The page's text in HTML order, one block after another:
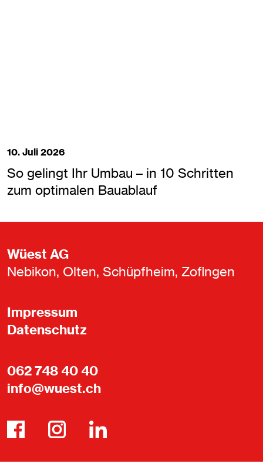
10. Juli 2026
So gelingt Ihr Umbau – in 10 Schritten
zum optimalen Bauablauf
Wüest AG
Nebikon, Olten, Schüpfheim, Zofingen
Impressum
Datenschutz
062 748 40 40
info@wuest.ch